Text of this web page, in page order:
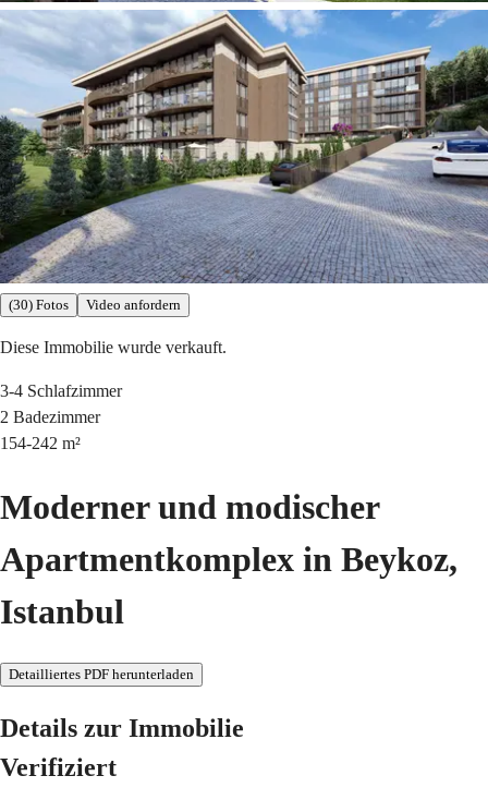
(30) Fotos Video anfordern
Diese Immobilie wurde verkauft.
3-4 Schlafzimmer
2 Badezimmer
154-242 m²
Moderner und modischer
Apartmentkomplex in Beykoz,
Istanbul
Detailliertes PDF herunterladen
Details zur Immobilie
Verifiziert